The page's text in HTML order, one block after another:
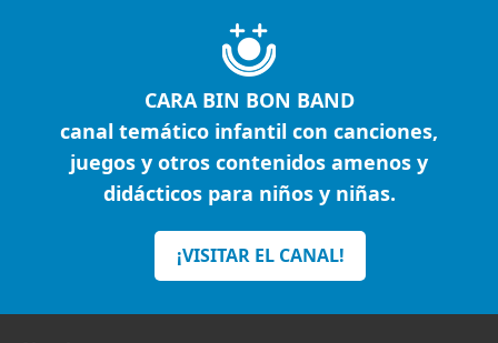
CARA BIN BON BAND
canal temático infantil con canciones,
juegos y otros contenidos amenos y
didácticos para niños y niñas.
¡VISITAR EL CANAL!